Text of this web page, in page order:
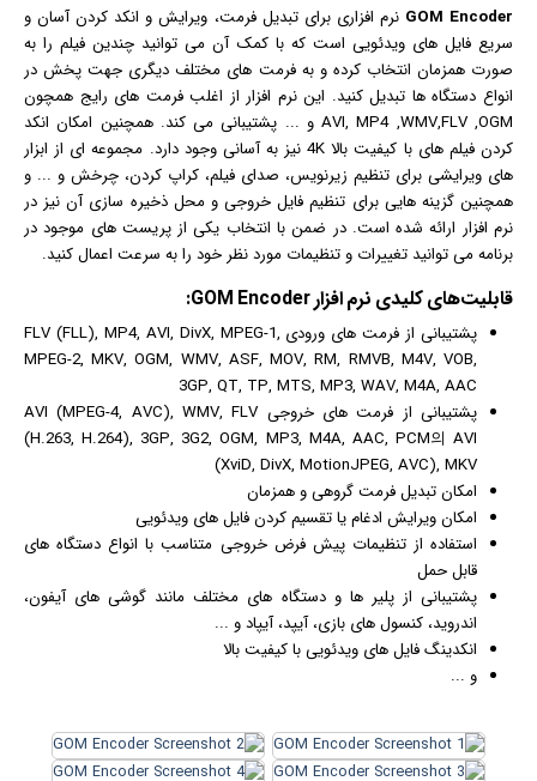
GOM Encoder نرم افزاری برای تبدیل فرمت، ویرایش و انکد کردن آسان و
سریع فایل های ویدئویی است که با کمک آن می توانید چندین فیلمرا به
صورت همزمان انتخاب کرده و به فرمت های مختلف دیگری جهت پخش در
انواع دستگاه ها تبدیل کنید. این نرم افزار از اغلب فرمت های رایج همچون
AVI, MP4 ,WMV,FLV ,OGM و ... پشتیبانی می کند. همچنین امکان انکد
کردن فیلم های با کیفیت بالا 4K نیز به آسانی وجود دارد. مجموعه ای از ابزار
های ویرایشی برای تنظیم زیرنویس، صدای فیلم، کراپ کردن، چرخش و ... و
همچنین گزینه هایی برای تنظیم فایل خروجی و محل ذخیره سازی آن نیز در
نرم افزار ارائه شده است. در ضمن با انتخاب یکی از پریست های موجود در
برنامه می توانید تغییرات و تنظیمات مورد نظر خود را به سرعت اعمال کنید.
قابلیت‌های کلیدی نرم افزار
پشتیبانی از فرمت های ورودی FLV (FLL), MP4, AVI, DivX, MPEG-1,
MPEG-2, MKV, OGM, WMV, ASF, MOV, RM, RMVB, M4V, VOB,
3GP, QT, TP, MTS, MP3, WAV, M4A, AAC
پشتیبانی از فرمت های خروجی AVI (MPEG-4, AVC), WMV, FLV
(H.263, H.264), 3GP, 3G2, OGM, MP3, M4A, AAC, PCM의 AVI
(XviD, DivX, MotionJPEG, AVC), MKV
امکان تبدیل فرمت گروهی و همزمان
امکان ویرایش ادغام یا تقسیم کردن فایل های ویدئویی
استفاده از تنظیمات پیش فرض خروجی متناسب با انواع دستگاه های
قابل حمل
پشتیبانی از پلیر ها و دستگاه های مختلف مانند گوشی های آیفون،
اندروید، کنسول های بازی، آیپد، آیپاد و ...
انکدینگ فایل های ویدئویی با کیفیت بالا
و ...